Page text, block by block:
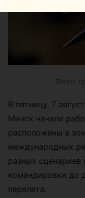
Фото
В пятницу, 7
Минск начали
расположены в
международных
разных сценариев
командировки до
перелета.